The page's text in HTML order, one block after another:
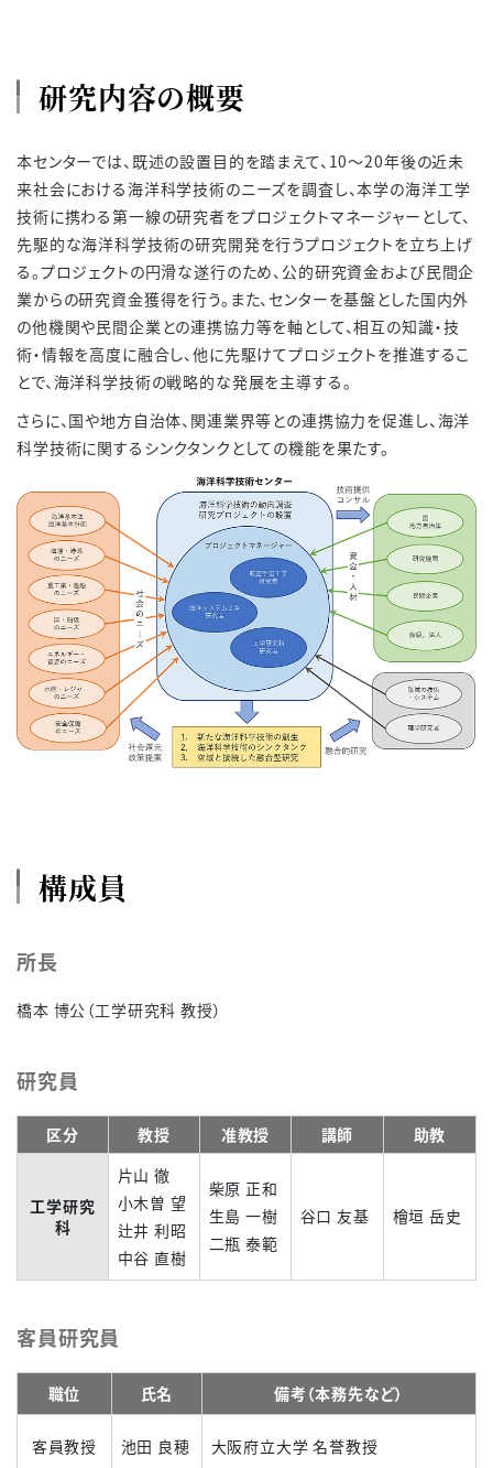
研究内容の概要
本センターでは、既述の設置目的を踏まえて、10～20年後の近未
来社会における海洋科学技術のニーズを調査し、本学の海洋工学
技術に携わる第一線の研究者をプロジェクトマネージャーとして、
先駆的な海洋科学技術の研究開発を行うプロジェクトを立ち上げ
る。プロジェクトの円滑な遂行のため、公的研究資金および民間企
業からの研究資金獲得を行う。また、センターを基盤とした国内外
の他機関や民間企業との連携協力等を軸として、相互の知識・技
術・情報を高度に融合し、他に先駆けてプロジェクトを推進するこ
とで、海洋科学技術の戦略的な発展を主導する。
さらに、国や地方自治体、関連業界等との連携協力を促進し、海洋
科学技術に関するシンクタンクとしての機能を果たす。
構成員
所長
橋本 博公（工学研究科 教授）
研究員
区分 教授 准教授 講師 助教
工学研究
科
片山 徹
小木曽 望
辻井 利昭
中谷 直樹
柴原 正和
生島 一樹
二瓶 泰範
谷口 友基 檜垣 岳史
客員研究員
職位 氏名 備考（本務先など）
客員教授 池田 良穂 大阪府立大学 名誉教授